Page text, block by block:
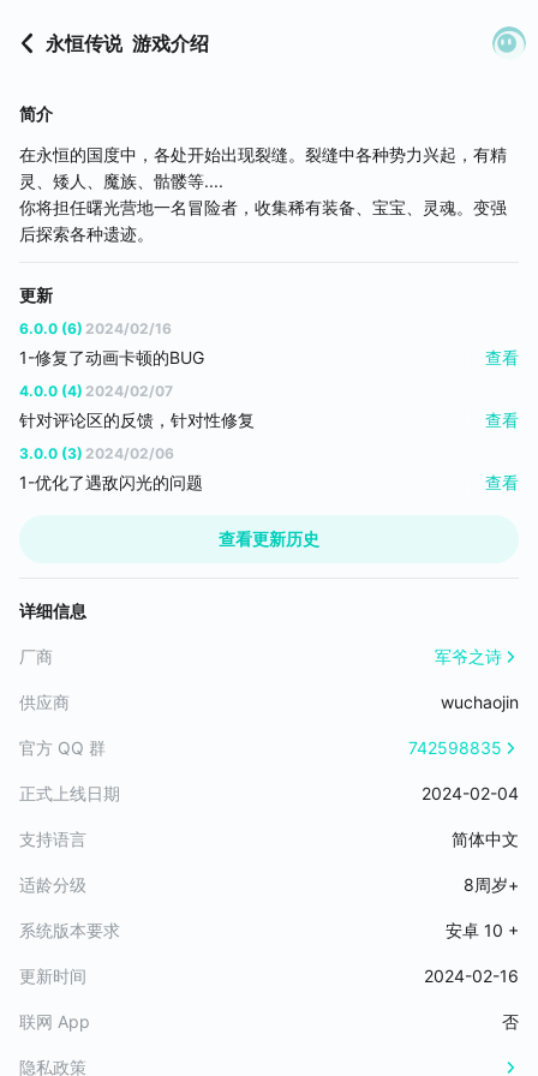
永恒传说 游戏介绍
简介
在永恒的国度中，各处开始出现裂缝。裂缝中各种势力兴起，有精
灵、矮人、魔族、骷髅等....
你将担任曙光营地一名冒险者，收集稀有装备、宝宝、灵魂。变强
后探索各种遗迹。
更新
6.0.0 (6) 2024/02/16
1-修复了动画卡顿的BUG
2-更新礼包可以领取新的奖励了
3-精力恢复增加3倍，因为无法判定每日领取，只能加速恢复体力
查看
4.0.0 (4) 2024/02/07
针对评论区的反馈，针对性修复
1-修复了部分物品点击直接消耗的BUG
2-修复了解毒剂不解毒的BUG
5-宠物血量上升，不会反伤死亡了
查看
3.0.0 (3) 2024/02/06
1-优化了遇敌闪光的问题
3-修复了第二图领主击杀任务无累积的问题
查看
查看更新历史
详细信息
厂商 军爷之诗
供应商 wuchaojin
官方 QQ 群 742598835
正式上线日期 2024-02-04
支持语言 简体中文
适龄分级 8周岁+
系统版本要求 安卓 10 +
更新时间 2024-02-16
联网 App 否
隐私政策